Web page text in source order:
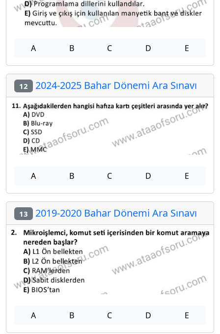
A B C D E
12 2024-2025 Bahar Dönemi Ara Sınavı
A B C D E
13 2019-2020 Bahar Dönemi Ara Sınavı
A B C D E